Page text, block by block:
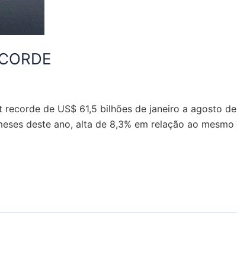
de US$ 61,5 bilhões de janeiro a agosto
deste ano, alta de 8,3% em relação ao